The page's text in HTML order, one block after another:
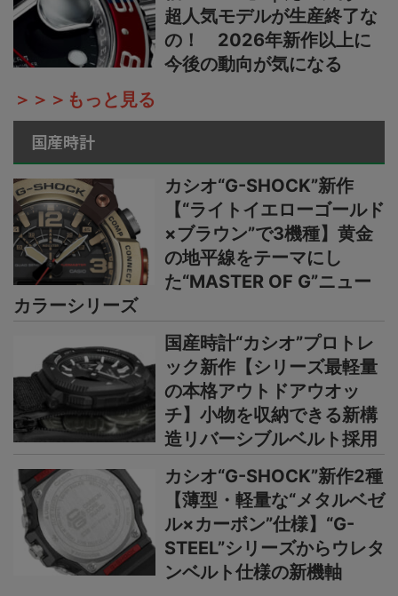
超人気モデルが生産終了な
の！ 2026年新作以上に
今後の動向が気になる
＞＞＞もっと見る
国産時計
カシオ“G-SHOCK”新作
【“ライトイエローゴールド
×ブラウン”で3機種】黄金
の地平線をテーマにし
た“MASTER OF G”ニュー
カラーシリーズ
国産時計“カシオ”プロトレ
ック新作【シリーズ最軽量
の本格アウトドアウオッ
チ】小物を収納できる新構
造リバーシブルベルト採用
カシオ“G-SHOCK”新作2種
【薄型・軽量な“メタルベゼ
ル×カーボン”仕様】“G-
STEEL”シリーズからウレタ
ンベルト仕様の新機軸